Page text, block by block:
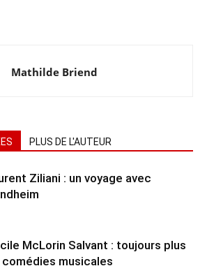
Mathilde Briend
PLUS DE L'AUTEUR
Ziliani : un voyage avec
McLorin Salvant : toujours plus
comédies musicales